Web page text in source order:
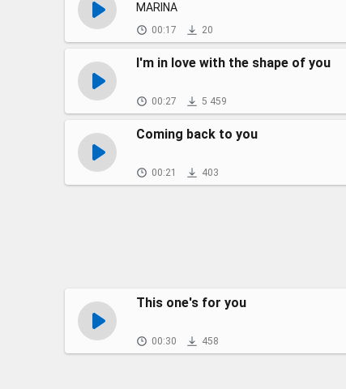
MARINA
00:17 20
I'm in love with the shape of you
00:27 5 459
Coming back to you
00:21 403
This one's for you
00:30 458